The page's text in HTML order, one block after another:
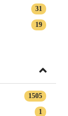
31
19
1505
1